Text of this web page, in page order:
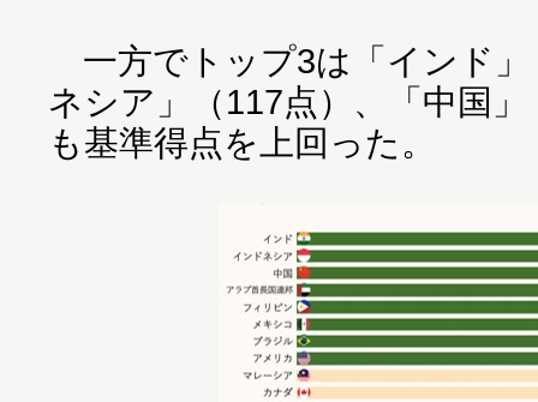
一方でトップ3は「インド」
ネシア」（117点）、「中国
も基準得点を上回った。